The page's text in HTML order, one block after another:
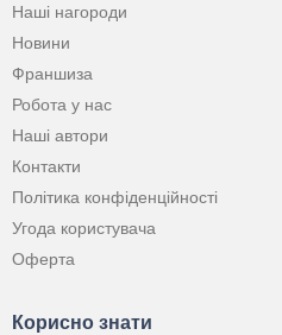
Наші нагороди
Новини
Франшиза
Робота у нас
Наші автори
Контакти
Політика конфіденційності
Угода користувача
Оферта
Корисно знати